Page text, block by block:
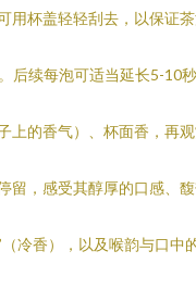
用杯盖轻轻刮去，以保证
后续每泡可适当延长5-10
上的香气）、杯面香，再
留，感受其醇厚的口感、
（冷香），以及喉韵与口中